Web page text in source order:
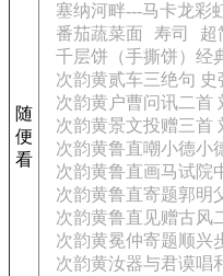
随
便
看
塞纳河畔---马卡龙彩
番茄蔬菜面
寿司 超
千层饼（手撕饼）经
次韵黄贰车三绝句 史
次韵黄户曹问讯二首
次韵黄景文投赠三首
次韵黄鲁直嘲小德小
次韵黄鲁直画马试院
次韵黄鲁直寄题郭明
次韵黄鲁直见赠古风
次韵黄冕仲寄题顺兴
次韵黄汝器与君谟唱